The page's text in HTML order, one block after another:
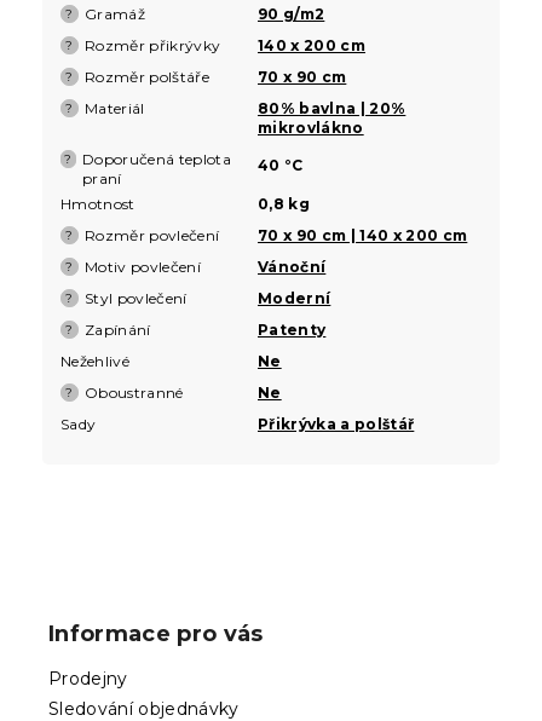
? Gramáž 90 g/m2
? Rozměr přikrývky 140 x 200 cm
? Rozměr polštáře 70 x 90 cm
? Materiál
80% bavlna | 20%
mikrovlákno
?
Doporučená teplota
praní
40 °C
Hmotnost 0,8 kg
? Rozměr povlečení 70 x 90 cm | 140 x 200 cm
? Motiv povlečení Vánoční
? Styl povlečení Moderní
? Zapínání
Patenty
Nežehlivé
Ne
? Oboustranné
Ne
Sady
Přikrývka a polštář
Informace pro vás
Prodejny
Sledování objednávky